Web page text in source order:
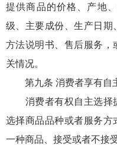
提供商品的价格、产地
级、主要成份、生产日期
方法说明书、售后服务
关情况。
第九条 消费者享有自主
消费者有权自主选择
选择商品品种或者服务
一种商品、接受或者不接